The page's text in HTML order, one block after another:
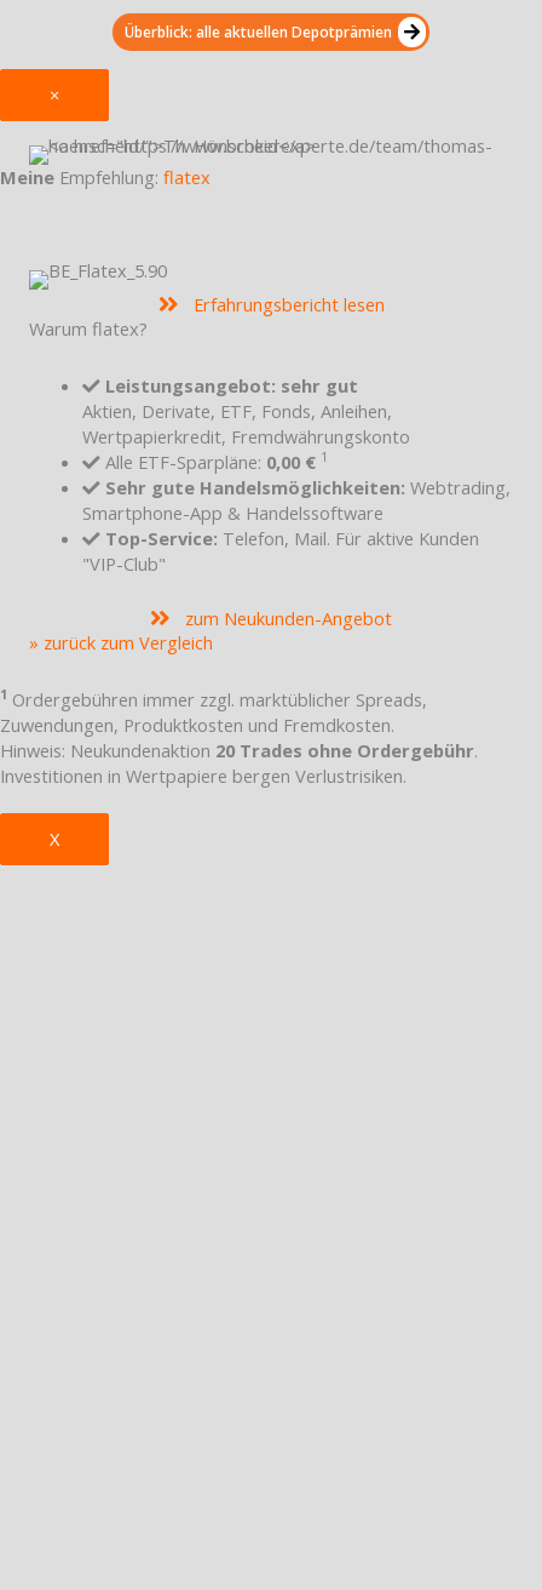
Überblick: alle aktuellen Depotprämien
×
Meine Empfehlung: flatex
Erfahrungsbericht lesen
Warum flatex?
Leistungsangebot: sehr gut
Aktien, Derivate, ETF, Fonds, Anleihen,
Wertpapierkredit, Fremdwährungskonto
Alle ETF-Sparpläne: 0,00 € 1
Sehr gute Handelsmöglichkeiten: Webtrading,
Smartphone-App & Handelssoftware
Top-Service: Telefon, Mail. Für aktive Kunden
"VIP-Club"
zum Neukunden-Angebot
» zurück zum Vergleich
1 Ordergebühren immer zzgl. marktüblicher Spreads,
Zuwendungen, Produktkosten und Fremdkosten.
Hinweis: Neukundenaktion 20 Trades ohne Ordergebühr.
Investitionen in Wertpapiere bergen Verlustrisiken.
X